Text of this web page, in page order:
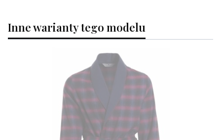
Inne warianty tego modelu